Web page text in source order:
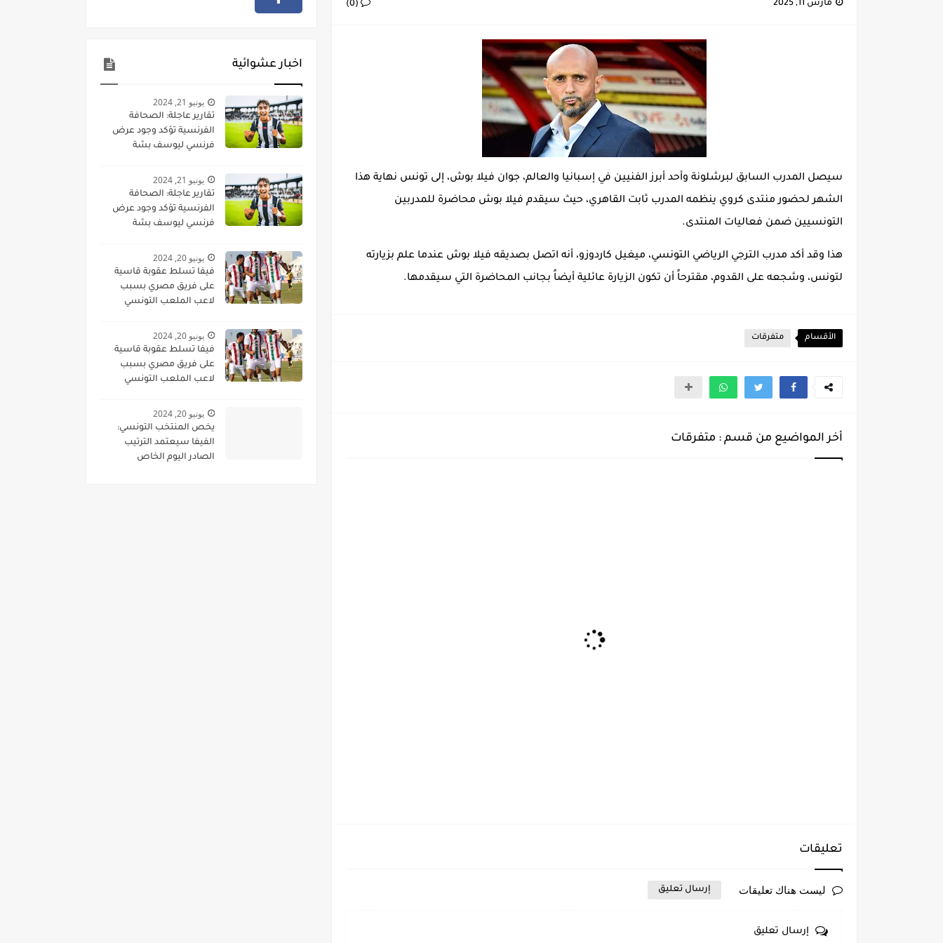
مارس 11, 2025 (0)
سيصل المدرب السابق لبرشلونة وأحد أبرز الفنيين في إسبانيا والعالم، جوان فيلا بوش، إلى تونس نهاية هذا
الشهر لحضور منتدى كروي ينظمه المدرب ثابت القاهري، حيث سيقدم فيلا بوش محاضرة للمدربين
التونسيين ضمن فعاليات المنتدى.
هذا وقد أكد مدرب الترجي الرياضي التونسي، ميغيل كاردوزو، أنه اتصل بصديقه فيلا بوش عندما علم بزيارته
لتونس، وشجعه على القدوم، مقترحاً أن تكون الزيارة عائلية أيضاً بجانب المحاضرة التي سيقدمها.
الأقسام متفرقات
أخر المواضيع من قسم : متفرقات
تعليقات
ليست هناك تعليقات إرسال تعليق
إرسال تعليق
اخبار عشوائية
يونيو 21, 2024
تقارير عاجلة: الصحافة
الفرنسية تؤكد وجود عرض
فرنسي ليوسف بشة
يونيو 21, 2024
تقارير عاجلة: الصحافة
الفرنسية تؤكد وجود عرض
فرنسي ليوسف بشة
يونيو 20, 2024
فيفا تسلط عقوبة قاسية
على فريق مصري بسبب
لاعب الملعب التونسي
يونيو 20, 2024
فيفا تسلط عقوبة قاسية
على فريق مصري بسبب
لاعب الملعب التونسي
يونيو 20, 2024
يخص المنتخب التونسي:
الفيفا سيعتمد الترتيب
الصادر اليوم الخاص